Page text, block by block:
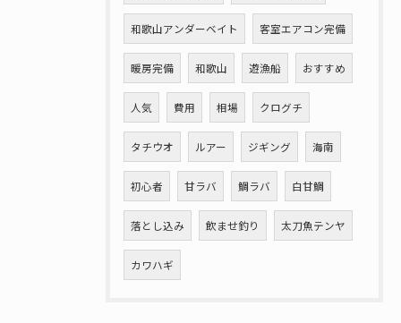
和歌山アンダーベイト 客室エアコン完備
暖房完備 和歌山 遊漁船 おすすめ
人気 費用 相場 クログチ
タチウオ ルアー ジギング 海南
初心者 甘ラバ 鯛ラバ 白甘鯛
落とし込み 飲ませ釣り 太刀魚テンヤ
カワハギ